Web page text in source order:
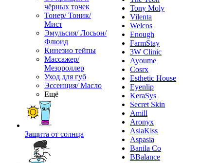
чёрных точек
Тонер/ Тоник/
Мист
Эмульсия/ Лосьон/
Флюид
Кинезио тейпы
Массажер/
Мезороллер
Уход для губ
Эссенция/ Масло
Ещё
Защита от солнца
Tony Moly
Vilenta
Welcos
Enough
FarmStay
3W Clinic
Ayoume
Cosrx
Esthetic House
Eyenlip
KeraSys
Secret Skin
Amill
Aronyx
AsiaKiss
Aspasia
Banila Co
BBalance